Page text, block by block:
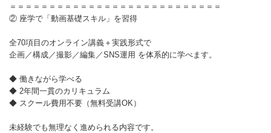
＝＝＝＝＝＝＝＝＝＝＝＝＝＝＝＝＝＝＝＝＝＝＝＝＝＝＝
② 座学で「動画基礎スキル」を習得
全70項目のオンライン講義＋実践形式で
企画／構成／撮影／編集／SNS運用 を体系的に学べます。
◆ 働きながら学べる
◆ 2年間一貫のカリキュラム
◆ スクール費用不要（無料受講OK）
未経験でも無理なく進められる内容です。